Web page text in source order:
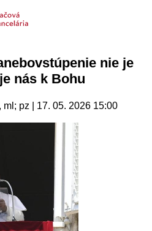
nie je
nás k Bohu
pz | 17. 05. 2026 15:00